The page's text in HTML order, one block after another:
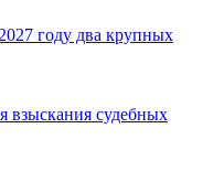
году два крупных
взыскания судебных